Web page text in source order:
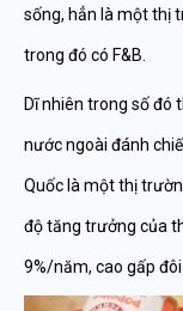
sống, hẳn là một thị
trong đó có F&B.
Dĩ nhiên trong số đó
nước ngoài đánh
Quốc là một thị
độ tăng trưởng của
9%/năm, cao gấp